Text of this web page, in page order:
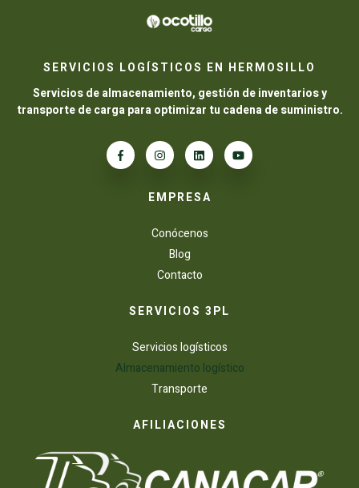
SERVICIOS LOGÍSTICOS EN HERMOSILLO
Servicios de almacenamiento, gestión de inventarios y
transporte de carga para optimizar tu cadena de suministro.
EMPRESA
Conócenos
Blog
Contacto
SERVICIOS 3PL
Servicios logísticos
Almacenamiento logístico
Transporte
AFILIACIONES